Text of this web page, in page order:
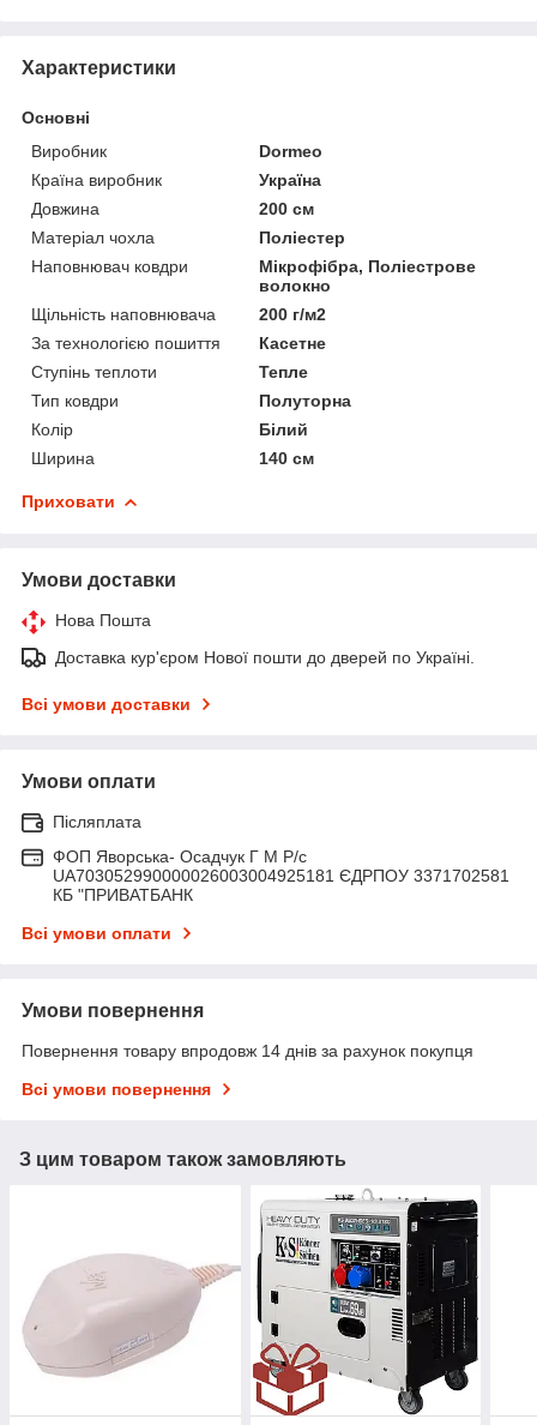
Характеристики
Основні
Виробник
Dormeo
Країна виробник
Україна
Довжина
200 см
Матеріал чохла
Поліестер
Наповнювач ковдри
Мікрофібра, Поліестрове
волокно
Щільність наповнювача
200 г/м2
За технологією пошиття
Касетне
Ступінь теплоти
Тепле
Тип ковдри
Полуторна
Колір
Білий
Ширина
140 см
Приховати
Умови доставки
Нова Пошта
Доставка кур'єром Нової пошти до дверей по Україні.
Всі умови доставки
Умови оплати
Післяплата
ФОП Яворська- Осадчук Г М Р/c
UA703052990000026003004925181 ЄДРПОУ 3371702581
КБ "ПРИВАТБАНК
Всі умови оплати
Умови повернення
Повернення товару впродовж 14 днів за рахунок покупця
Всі умови повернення
З цим товаром також замовляють